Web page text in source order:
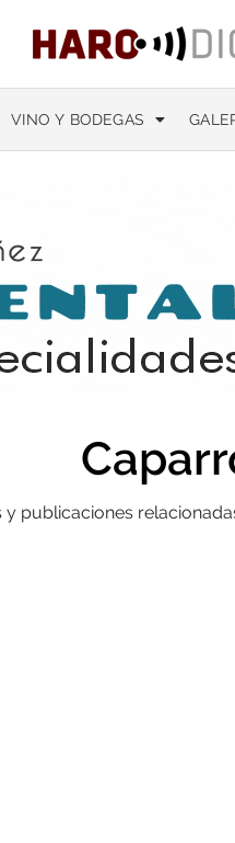
VINO Y BODEGAS
y publicaciones